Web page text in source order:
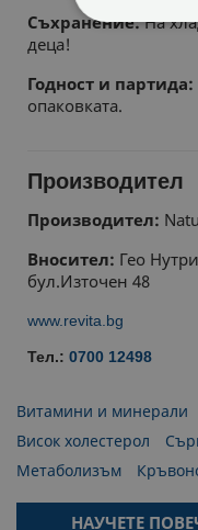
Съхранение:На
деца!
Годност и партида:
опаковката.
Производител
Производител:
Вносител: Гео
бул.Източен 48
www.revita.bg
Тел.: 0700 12498
Витамини и минерали
Висок холестерол
Метаболизъм
НАУЧЕТЕ